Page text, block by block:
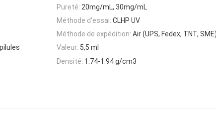
Pureté: 20mg/mL, 30mg/mL
Méthode d'essai: CLHP UV
Méthode de expédition: Air (UPS, Fedex, TNT,
Valeur: 5,5 ml
Densité: 1.74-1.94 g/cm3